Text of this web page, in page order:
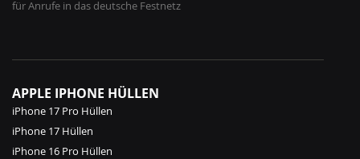
für Anrufe in das deutsche Festnetz
APPLE IPHONE HÜLLEN
iPhone 17 Pro Hüllen
iPhone 17 Hüllen
iPhone 16 Pro Hüllen